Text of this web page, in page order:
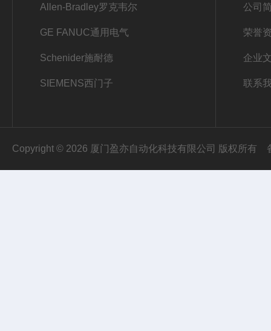
Allen-Bradley罗克韦尔
GE FANUC通用电气
Schenider施耐德
SIEMENS西门子
公司
荣誉
企业
联系
Copyright © 2026 厦门盈亦自动化科技有限公司 版权所有